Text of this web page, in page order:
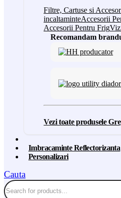
Filtre, Cartuse si
incaltaminteAccesorii
Accesorii Pentru Frig
Recomandam
Vezi toate produsele
Imbracaminte Reflectorizanta
Personalizari
Cauta